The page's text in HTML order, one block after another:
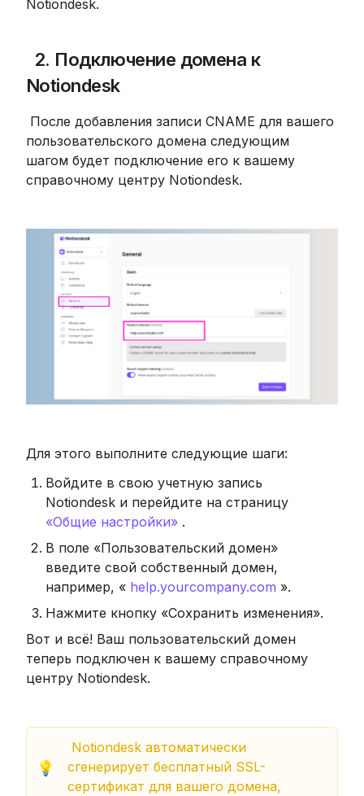
Notiondesk.
2. Подключение домена к
Notiondesk
пользовательского домена следующим
шагом будет подключение его к вашему
справочному центру Notiondesk.
Для этого выполните следующие шаги:
Войдите в свою учетную запись
Notiondesk и перейдите на страницу
«Общие настройки» .
В поле «Пользовательский домен»
введите свой собственный домен,
например, « help.yourcompany.com ».
Нажмите кнопку «Сохранить изменения».
Вот и всё! Ваш пользовательский домен
теперь подключен к вашему справочному
центру Notiondesk.
💡
сгенерирует бесплатный SSL-
сертификат для вашего домена,